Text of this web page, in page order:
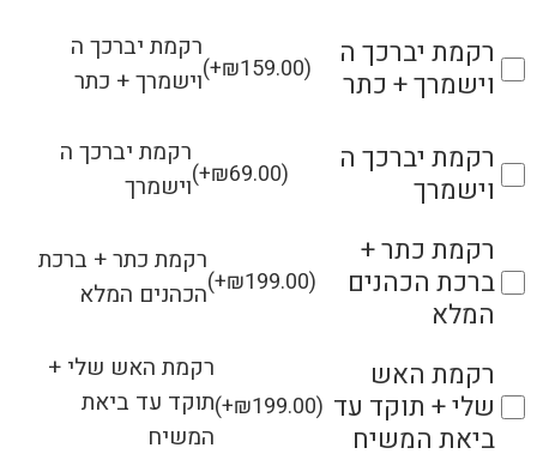
רקמת יברכך ה
וישמרך + כתר
(+₪159.00)
רקמת יברכך ה
וישמרך + כתר
רקמת יברכך ה
וישמרך
(+₪69.00)
רקמת יברכך ה
וישמרך
רקמת כתר +
ברכת הכהנים
המלא
(+₪199.00)
רקמת כתר + ברכת
הכהנים המלא
רקמת האש
שלי + תוקד עד
ביאת המשיח
(+₪199.00)
רקמת האש שלי +
תוקד עד ביאת
המשיח